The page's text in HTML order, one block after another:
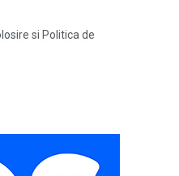
si Politica de